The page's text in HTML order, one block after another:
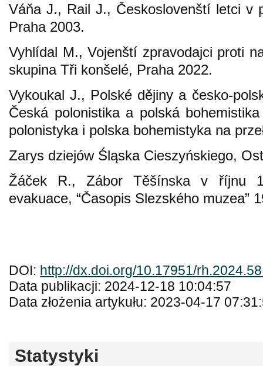
Váňa J., Rail J., Českoslovenští letci v
Praha 2003.
Vyhlídal M., Vojenští zpravodajci proti
skupina Tři konšelé, Praha 2022.
Vykoukal J., Polské dějiny a česko-
Česká polonistika a polská
polonistyka i polska bohemistyka na
Zarys dziejów Śląska Cieszyńskiego,
Žáček R., Zábor Těšínska v říjnu
evakuace, “Časopis Slezského muzea”
DOI: http://dx.doi.org/10.17951/
Data publikacji: 2024-12-18 10:04:57
Data złożenia artykułu: 2023-04-17
Statystyki